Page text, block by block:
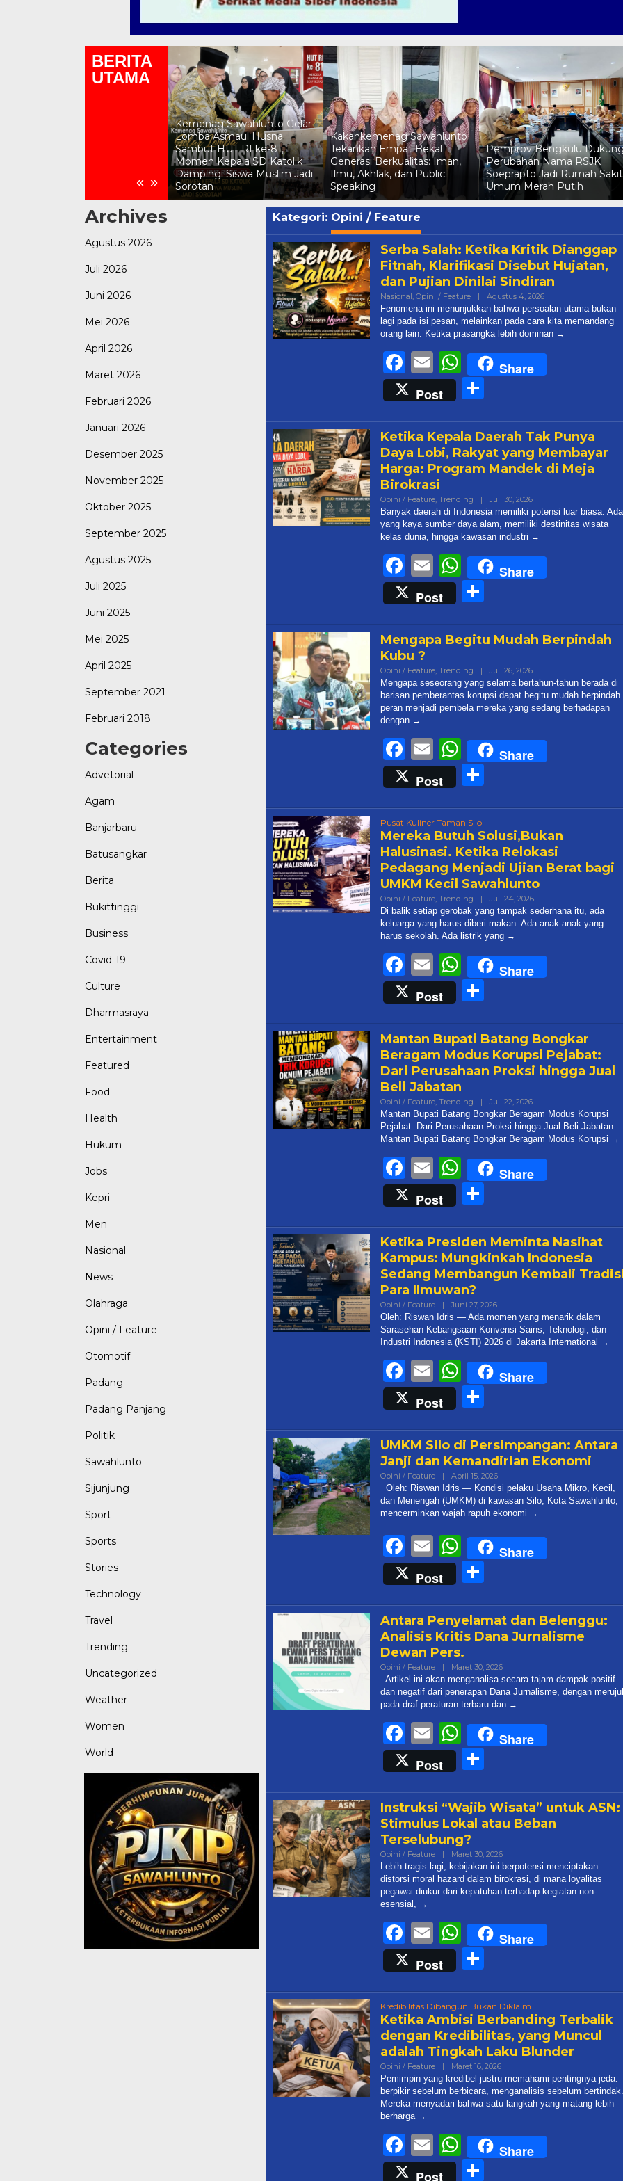
BERITA
UTAMA
« »
Kakankemenag Sawahlunto
Tekankan Empat Bekal
Generasi Berkualitas: Iman,
Ilmu, Akhlak, dan Public
Speaking
Pemprov Bengkulu Dukung
Perubahan Nama RSJK
Soeprapto Jadi Rumah Sakit
Umum Merah Putih
Kemenag Sawahlunto
Perkuat Kapasitas Humas
Madrasah dan KUA,
Tekankan Informasi Akurat
untuk Bangun Kepercayaan
Publik
Archives
Agustus 2026
Juli 2026
Juni 2026
Mei 2026
April 2026
Maret 2026
Februari 2026
Januari 2026
Desember 2025
November 2025
Oktober 2025
September 2025
Agustus 2025
Juli 2025
Juni 2025
Mei 2025
April 2025
September 2021
Februari 2018
Categories
Advetorial
Agam
Banjarbaru
Batusangkar
Berita
Bukittinggi
Business
Covid-19
Culture
Dharmasraya
Entertainment
Featured
Food
Health
Hukum
Jobs
Kepri
Men
Nasional
News
Olahraga
Opini / Feature
Otomotif
Padang
Padang Panjang
Politik
Sawahlunto
Sijunjung
Sport
Sports
Stories
Technology
Travel
Trending
Uncategorized
Weather
Women
World
Kategori: Opini / Feature
Serba Salah: Ketika Kritik Dianggap
Fitnah, Klarifikasi Disebut Hujatan,
dan Pujian Dinilai Sindiran
Nasional, Opini / Feature | Agustus 4, 2026Oleh
Fenomena ini menunjukkan bahwa persoalan utama bukan
lagi pada isi pesan, melainkan pada cara kita memandang
orang lain. Ketika prasangka lebih dominan
Facebook
EmailWhatsApp
Share
Post
Ketika Kepala Daerah Tak Punya
Daya Lobi, Rakyat yang Membayar
Harga: Program Mandek di Meja
Birokrasi
Opini / Feature, Trending | Juli 30, 2026Oleh
Banyak daerah di Indonesia memiliki potensi luar biasa. Ada
yang kaya sumber daya alam, memiliki destinitas wisata
kelas dunia, hingga kawasan industri
Facebook
EmailWhatsApp
Share
Post
Mengapa Begitu Mudah Berpindah
Kubu ?
Opini / Feature, Trending | Juli 26, 2026Oleh
Mengapa seseorang yang selama bertahun-tahun berada di
barisan pemberantas korupsi dapat begitu mudah berpindah
peran menjadi pembela mereka yang sedang berhadapan
dengan
Facebook
EmailWhatsApp
Share
Post
Pusat Kuliner Taman Silo
Mereka Butuh Solusi,Bukan
Halusinasi. Ketika Relokasi
Pedagang Menjadi Ujian Berat bagi
UMKM Kecil Sawahlunto
Opini / Feature, Trending | Juli 24, 2026Oleh
Di balik setiap gerobak yang tampak sederhana itu, ada
keluarga yang harus diberi makan. Ada anak-anak yang
harus sekolah. Ada listrik yang
Facebook
EmailWhatsApp
Share
Post
Mantan Bupati Batang Bongkar
Beragam Modus Korupsi Pejabat:
Dari Perusahaan Proksi hingga Jual
Beli Jabatan
Opini / Feature, Trending | Juli 22, 2026Oleh
Mantan Bupati Batang Bongkar Beragam Modus Korupsi
Pejabat: Dari Perusahaan Proksi hingga Jual Beli Jabatan.
Mantan Bupati Batang Bongkar Beragam Modus Korupsi
Facebook
EmailWhatsApp
Share
Post
Ketika Presiden Meminta Nasihat
Kampus: Mungkinkah Indonesia
Sedang Membangun Kembali
Para Ilmuwan?
Opini / Feature | Juni 27, 2026Oleh
Admin@targetonlinenews.com
Oleh: Riswan Idris — Ada momen yang menarik dalam
Sarasehan Kebangsaan Konvensi Sains, Teknologi, dan
Industri Indonesia (KSTI) 2026 di Jakarta International
Facebook
EmailWhatsApp
Share
Post
UMKM Silo di Persimpangan: Antara
Janji dan Kemandirian Ekonomi
Opini / Feature | April 15, 2026Oleh
Admin@targetonlinenews.com
Oleh: Riswan Idris — Kondisi pelaku Usaha Mikro, Kecil,
dan Menengah (UMKM) di kawasan Silo, Kota Sawahlunto,
mencerminkan wajah rapuh ekonomi
Facebook
EmailWhatsApp
Share
Post
Antara Penyelamat dan Belenggu:
Analisis Kritis Dana Jurnalisme
Dewan Pers.
Opini / Feature | Maret 30, 2026Oleh
Admin@targetonlinenews.com
Artikel ini akan menganalisa secara tajam dampak positif
dan negatif dari penerapan Dana Jurnalisme, dengan
pada draf peraturan terbaru dan
Facebook
EmailWhatsApp
Share
Post
Instruksi “Wajib Wisata” untuk ASN:
Stimulus Lokal atau Beban
Terselubung?
Opini / Feature | Maret 30, 2026Oleh
Admin@targetonlinenews.com
Lebih tragis lagi, kebijakan ini berpotensi menciptakan
distorsi moral hazard dalam birokrasi, di mana loyalitas
pegawai diukur dari kepatuhan terhadap kegiatan non-
esensial,
Facebook
EmailWhatsApp
Share
Post
Kredibilitas Dibangun Bukan Diklaim.
Ketika Ambisi Berbanding Terbalik
dengan Kredibilitas, yang Muncul
adalah Tingkah Laku Blunder
Opini / Feature | Maret 16, 2026Oleh
Admin@targetonlinenews.com
Pemimpin yang kredibel justru memahami pentingnya jeda:
berpikir sebelum berbicara, menganalisis sebelum bertindak.
Mereka menyadari bahwa satu langkah yang matang lebih
berharga
Facebook
EmailWhatsApp
Share
Post